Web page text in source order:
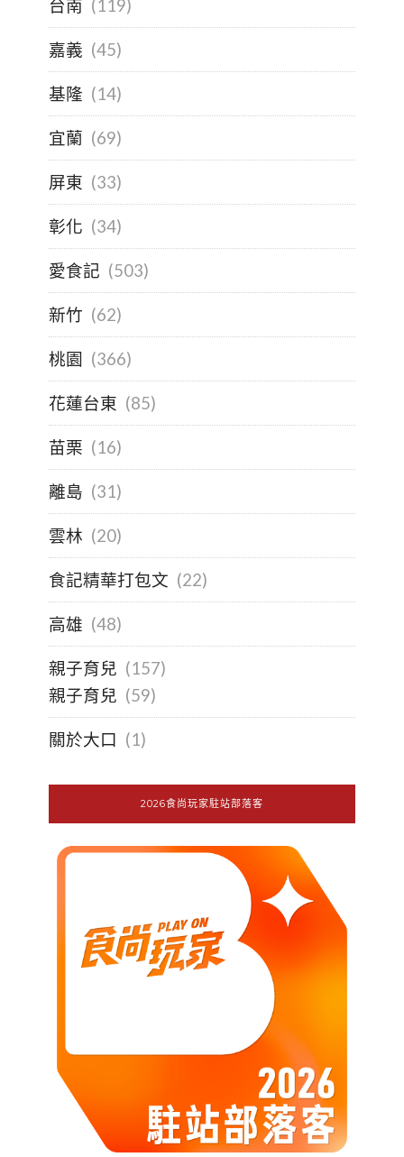
台南 (119)
嘉義 (45)
基隆 (14)
宜蘭 (69)
屏東 (33)
彰化 (34)
愛食記 (503)
新竹 (62)
桃園 (366)
花蓮台東 (85)
苗栗 (16)
離島 (31)
雲林 (20)
食記精華打包文 (22)
高雄 (48)
親子育兒 (157)
親子育兒 (59)
關於大口 (1)
2026食尚玩家駐站部落客